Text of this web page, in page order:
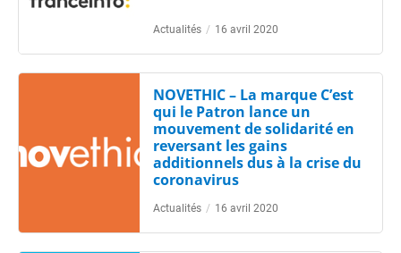
Actualités / 16 avril 2020
NOVETHIC – La marque C’est
qui le Patron lance un
mouvement de solidarité en
reversant les gains
additionnels dus à la crise du
coronavirus
Actualités / 16 avril 2020